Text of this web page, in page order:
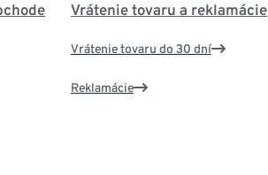
Vrátenie tovaru a reklamácie
Vrátenie tovaru do 30 dní
Reklamácie